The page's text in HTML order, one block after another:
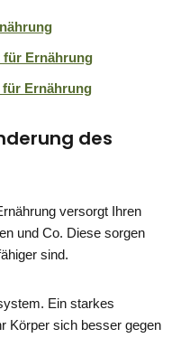
für Ernährung
Ernährung
des
versorgt Ihren
und Co. Diese sorgen
sind.
Ein starkes
Körper sich besser gegen